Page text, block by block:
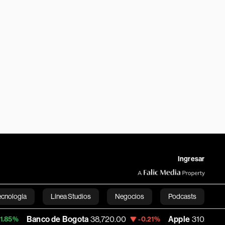
Ingresar
Línea Studios Negocios Podcasts
English
de Bogota 38,720.00 -0.21% Apple 310.94 +0.55%